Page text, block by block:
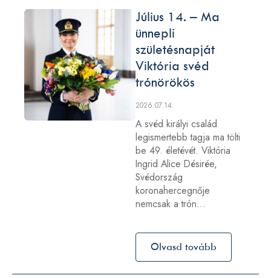
Július 14. – Ma
ünnepli
születésnapját
Viktória svéd
trónörökös
2026.07.14.
A svéd királyi család
legismertebb tagja ma tölti
be 49. életévét. Viktória
Ingrid Alice Désirée,
Svédország
koronahercegnője
nemcsak a trón…
Olvasd tovább